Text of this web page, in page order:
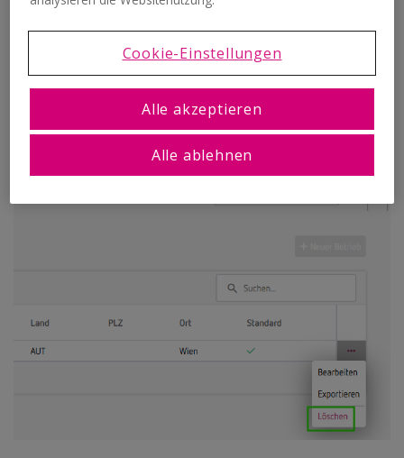
erstellt und möchtest diese Testdaten und Einstellungen nun
zurücksetzen, um noch einmal ganz von vorne zu starten?
Das kannst du ganz einfach erledigen. Gehe hierfür in den
Einstellungen zu "Mein Account" > „Eigene Betriebe“ und wähle
hierfür über das 3-Punkte-Menü beim jeweiligen Betrieb
Cookie-Einstellungen
Alle ablehnen
Alle akzeptieren